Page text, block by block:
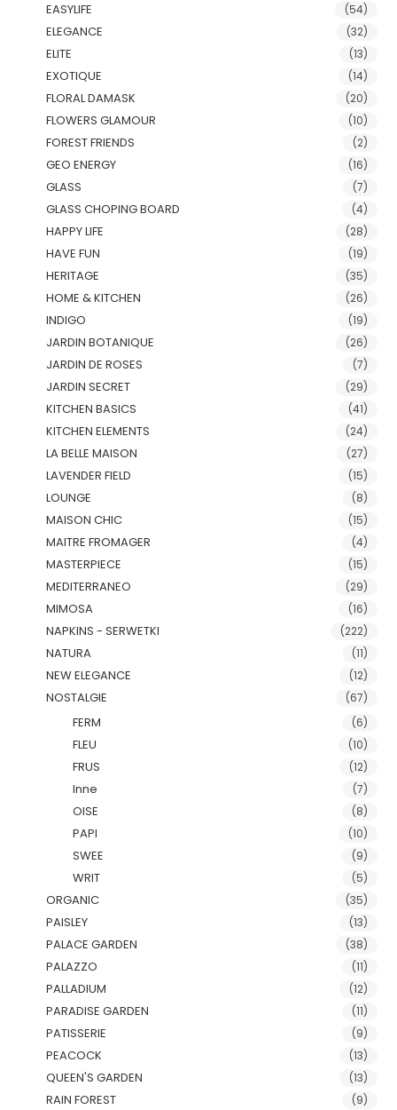
EASYLIFE (54)
ELEGANCE (32)
ELITE (13)
EXOTIQUE (14)
FLORAL DAMASK (20)
FLOWERS GLAMOUR (10)
FOREST FRIENDS (2)
GEO ENERGY (16)
GLASS (7)
GLASS CHOPING BOARD (4)
HAPPY LIFE (28)
HAVE FUN (19)
HERITAGE (35)
HOME & KITCHEN (26)
INDIGO (19)
JARDIN BOTANIQUE (26)
JARDIN DE ROSES (7)
JARDIN SECRET (29)
KITCHEN BASICS (41)
KITCHEN ELEMENTS (24)
LA BELLE MAISON (27)
LAVENDER FIELD (15)
LOUNGE (8)
MAISON CHIC (15)
MAITRE FROMAGER (4)
MASTERPIECE (15)
MEDITERRANEO (29)
MIMOSA (16)
NAPKINS - SERWETKI (222)
NATURA (11)
NEW ELEGANCE (12)
NOSTALGIE (67)
FERM (6)
FLEU (10)
FRUS (12)
Inne (7)
OISE (8)
PAPI (10)
SWEE (9)
WRIT (5)
ORGANIC (35)
PAISLEY (13)
PALACE GARDEN (38)
PALAZZO (11)
PALLADIUM (12)
PARADISE GARDEN (11)
PATISSERIE (9)
PEACOCK (13)
QUEEN'S GARDEN (13)
RAIN FOREST (9)